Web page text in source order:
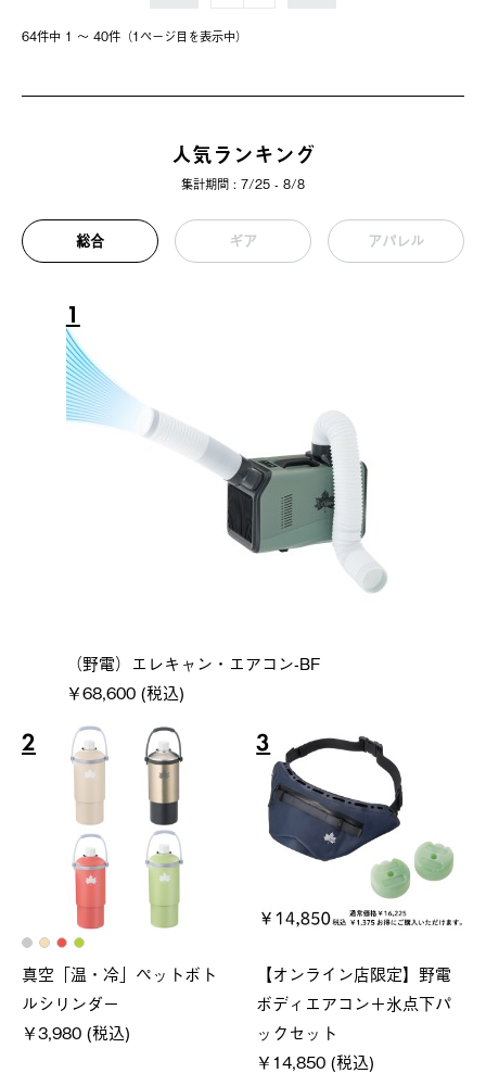
64件中 1 〜 40件（1ページ⽬を表⽰中）
人気ランキング
集計期間 : 7/25 - 8/8
総合 ギア アパレル
1
（野電）エレキャン・エアコン-BF
￥68,600 (税込)
2
真空「温・冷」ペットボト
ルシリンダー
￥3,980 (税込)
3
【オンライン店限定】野電
ボディエアコン＋氷点下パ
ックセット
￥14,850 (税込)